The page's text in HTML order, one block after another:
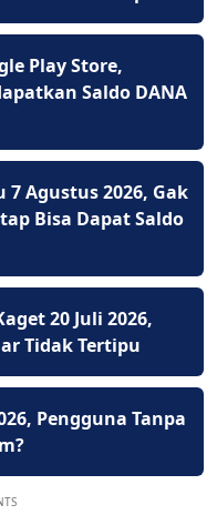
Play Store,
Saldo DANA
7 Agustus 2026, Gak
Bisa Dapat Saldo
20 Juli 2026,
Tidak Tertipu
Pengguna Tanpa